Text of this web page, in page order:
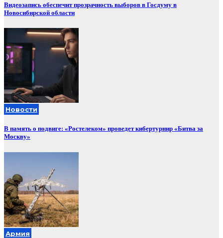
Видеозапись обеспечит прозрачность выборов в Госдуму в
Новосибирской области
Новости
В память о подвиге: «Ростелеком» проведет кибертурнир «Битва за
Москву»
Армия